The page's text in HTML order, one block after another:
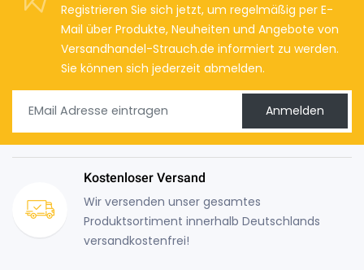
Registrieren Sie sich jetzt, um regelmäßig per E-
Mail über Produkte, Neuheiten und Angebote von
Versandhandel-Strauch.de informiert zu werden.
Sie können sich jederzeit abmelden.
Anmelden
Kostenloser Versand
Wir versenden unser gesamtes
Produktsortiment innerhalb Deutschlands
versandkostenfrei!